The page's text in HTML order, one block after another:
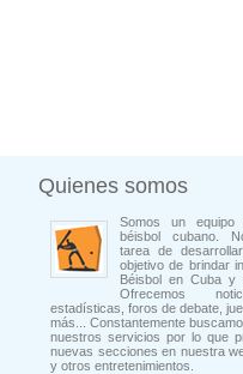
Quienes somos
Somos un equipo
béisbol cubano.
tarea de
objetivo de brindar
Béisbol en Cuba y
Ofrecemos
estadísticas, foros de debate,
más... Constantemente
nuestros servicios por lo que
nuevas secciones en nuestra
y otros entretenimientos.